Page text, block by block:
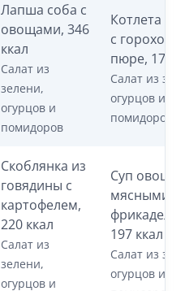
Лапша соба с
овощами, 346
ккал
Салат из
зелени,
огурцов и
помидоров
Котлета
с
пюре, 179
Салат из
огурцов и
помидоров
Скоблянка из
говядины с
картофелем,
220 ккал
Салат из
зелени,
огурцов и
Суп
мясными
197 ккал
Салат из
огурцов и